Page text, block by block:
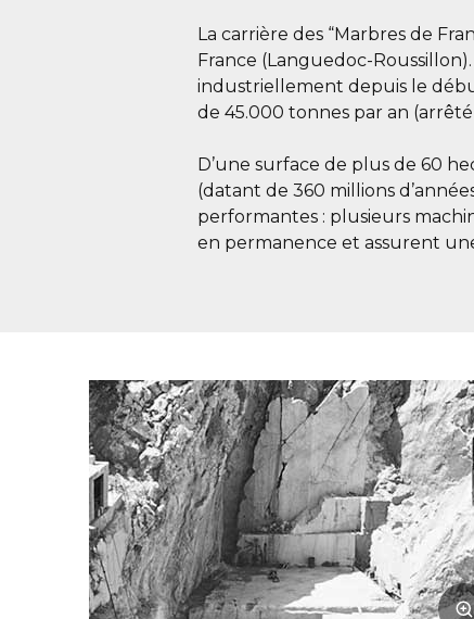
La carrière des “Marbres de
France (Languedoc-
industriellement depuis le
de 45.000 tonnes par an
D’une surface de plus de 60
(datant de 360 millions
performantes : plusieurs
en permanence et assurent